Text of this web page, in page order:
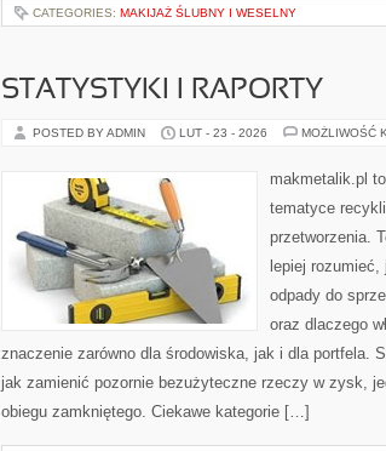
CATEGORIES: MAKIJAŻ ŚLUBNY I WESELNY
STATYSTYKI I RAPORTY
POSTED BY ADMIN LUT - 23 - 2026 MOŻLIWOŚĆ
makmetalik.pl
tematyce
przetworzenia.
lepiej rozumieć,
odpady do
oraz dlaczego
znaczenie zarówno dla środowiska, jak i dla portfela.
jak zamienić pozornie bezużyteczne rzeczy w zysk,
obiegu zamkniętego. Ciekawe kategorie […]